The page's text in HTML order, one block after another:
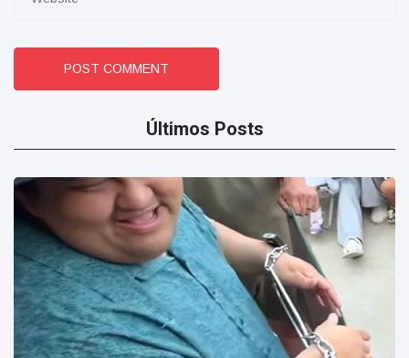
POST COMMENT
Últimos Posts